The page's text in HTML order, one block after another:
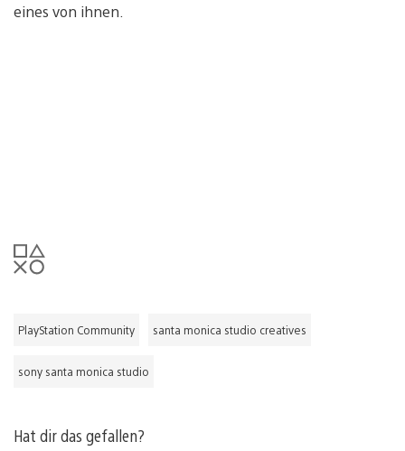
eines von ihnen.
PlayStation Community santa monica studio creatives
sony santa monica studio
Hat dir das gefallen?